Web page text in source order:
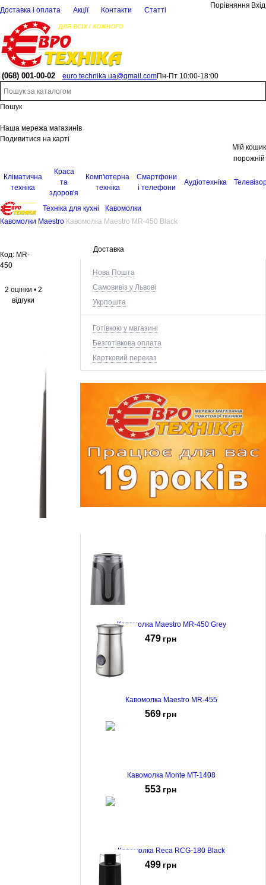
Доставка і оплата Акції Контакти Статті
Порівняння Вхід
(068) 001-00-02 euro.technika.ua@gmail.comПн-Пт 10:00-18:00
Пошук
Наша мережа магазинів
Подивитися на карті
Мій кошик
порожній
Кліматична
техніка
Краса
та
здоров'я
Комп'ютерна
техніка
Смартфони
і телефони
Аудіотехніка
Техніка для кухні
Кавомолки
Кавомолки Maestro Кавомолка Maestro MR-450 Black
Доставка
Нова Пошта
Самовивіз у Львові
Укрпошта
Готівкою у магазині
Безготівкова оплата
Картковий переказ
Кавомолка Maestro MR-450 Grey
479 грн
Кавомолка Maestro MR-455
569 грн
Кавомолка Monte MT-1408
553 грн
Кавомолка Reca RCG-180 Black
499 грн
Код: MR-
450
2 оцінки • 2
відгуки